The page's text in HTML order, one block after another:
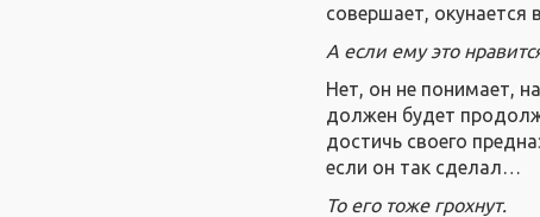
совершает, окунается
А если ему это
Нет, он не понимает,
должен будет
достичь своего
если он так сделал…
То его тоже грохнут.